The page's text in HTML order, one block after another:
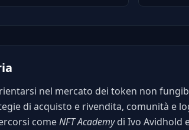
nel mercato dei token non
di acquisto e rivendita, comunità e
comeNFT Academydi Ivo Avidhold